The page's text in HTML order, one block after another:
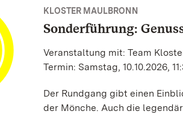
KLOSTER MAULBRONN
Sonderführung:
Veranstaltung mit: Team
Termin: Samstag, 10.10.2026,
Der Rundgang gibt einen
der Mönche. Auch die